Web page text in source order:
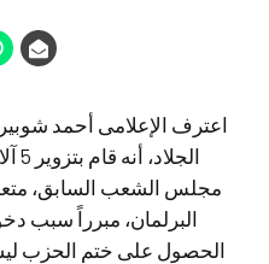
اعترف الإعلامى أحمد
مجلس الشعب السابق،
البرلمان، مبرراً سبب
الحصول على ختم الحزب